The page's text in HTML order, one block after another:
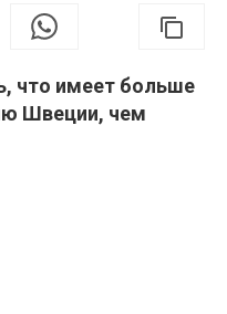
что имеет больше
Швеции, чем